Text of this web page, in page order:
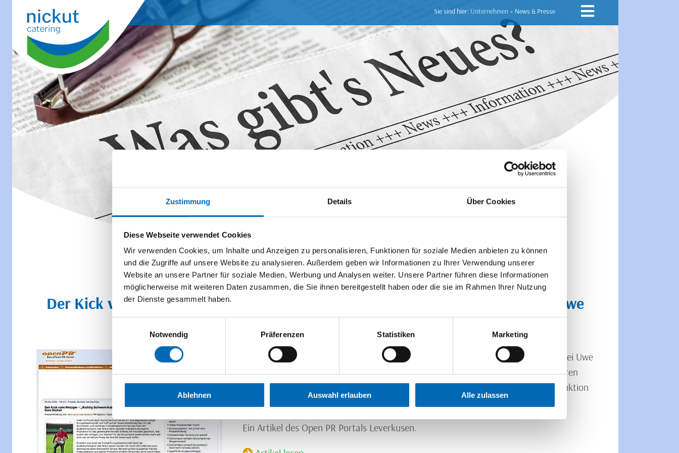
Zustimmung Details Über Cookies
Diese Webseite verwendet Cookies
Wir verwenden Cookies, um Inhalte und Anzeigen zu personalisieren, Funktionen für soziale Medien anbieten zu können
und die Zugriffe auf unsere Website zu analysieren. Außerdem geben wir Informationen zu Ihrer Verwendung unserer
Website an unsere Partner für soziale Medien, Werbung und Analysen weiter. Unsere Partner führen diese Informationen
möglicherweise mit weiteren Daten zusammen, die Sie ihnen bereitgestellt haben oder die sie im Rahmen Ihrer Nutzung
der Dienste gesammelt haben.
Notwendig
Präferenzen Statistiken Marketing
Ablehnen Auswahl erlauben Alle zulassen
Sie sind hier: Unternehmen » News & Presse
05.06.2008
Der Kick vom Metzger - „Richtig Schwein haben“ bei der Qualitätsmetzgerei Uwe
Nickut
Pünktlich zum Start der Fußball-Europameisterschaft bietet die Qualitätsmetzgerei Uwe
Nickut seinen Kunden mit neuen EM-Grillkörben zum Aktionspreis einen besonderen
Service. Mit einer großen Auswahl an frischen Grillspezialitäten aus eigener Produktion
erhalten die Kunden ein Rundum-Paket für ihre individuelle Grillparty.
Ein Artikel des Open PR Portals Leverkusen.